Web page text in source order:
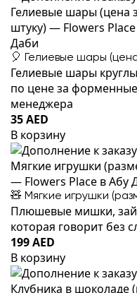
🎈 Гелиевые шары
Гелиевые шары
по цене за
менеджера
35 AED
В корзину
🧸 Мягкие игрушки
Плюшевые мишки,
которая говорит без
199 AED
В корзину